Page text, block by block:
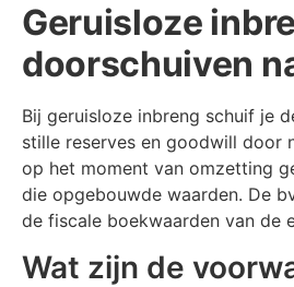
Geruisloze
doorschuiven
Bij geruisloze inbreng schuif je
stille reserves en goodwill door
op het moment van omzetting
die opgebouwde waarden. De
de fiscale boekwaarden van de
Wat zijn de